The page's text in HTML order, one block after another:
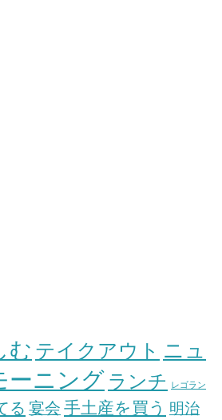
む テイクアウト ニュ
ーニング ランチ レゴラン
る 宴会 手土産を買う 明治